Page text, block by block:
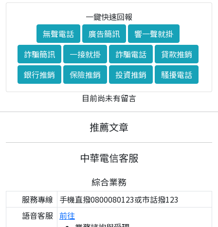
一鍵快速回報
無聲電話
廣告簡訊
響一聲就掛
詐騙簡訊
一接就掛 詐騙電話
貸款推銷
銀行推銷
保險推銷 投資推銷
騷擾電話
目前尚未有留言
推薦文章
中華電信客服
綜合業務
服務專線
手機直撥0800080123或市話撥123
語音客服 前往